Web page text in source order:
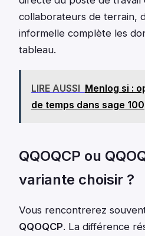
collaborateurs de terrain,
informelle complète les
tableau.
LIRE AUSSI Menlog si :
de temps dans sage 100
QQOQCP ou
variante choisir ?
Vous rencontrerez
QQOQCP. La différence